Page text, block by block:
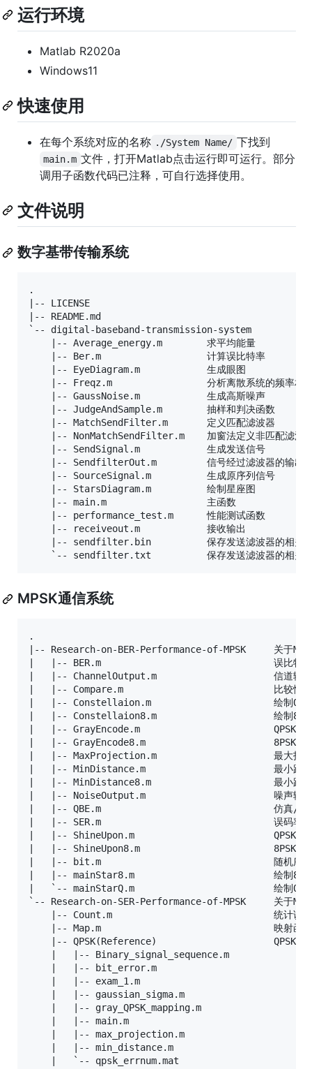
运行环境
Matlab R2020a
Windows11
快速使用
在每个系统对应的名称 ./System Name/ 下找到
main.m 文件，打开Matlab点击运行即可运行。部分
调用子函数代码已注释，可自行选择使用。
文件说明
数字基带传输系统
.
|-- LICENSE
|-- README.md
`-- digital-baseband-transmission-system
    |-- Average_energy.m		求平均能量
    |-- Ber.m					计算误比特率
    |-- EyeDiagram.m			生成眼图
    |-- Freqz.m					分析离散系统的频率相应
    |-- GaussNoise.m			生成高斯噪声
    |-- JudgeAndSample.m		抽样和判决函数
    |-- MatchSendFilter.m		定义匹配滤波器
    |-- NonMatchSendFilter.m	加窗法定义非匹配滤波器
    |-- SendSignal.m			生成发送信号
    |-- SendfilterOut.m			信号经过滤波器的输出结果
    |-- SourceSignal.m			生成原序列信号
    |-- StarsDiagram.m			绘制星座图
    |-- main.m					主函数
    |-- performance_test.m		性能测试函数
    |-- receiveout.m			接收输出
    |-- sendfilter.bin			保存发送滤波器的相关参数
MPSK通信系统
.
|-- Research-on-BER-Performance-of-MPSK		关于MPSK误比特率的研究
|   |-- BER.m								误比特率计算
|   |-- ChannelOutput.m						信道输出
|   |-- Compare.m							比较性能
|   |-- Constellaion.m						绘制QPSK星座图
|   |-- Constellaion8.m						绘制8PSK星座图
|   |-- GrayEncode.m						QPSK格雷码编码
|   |-- GrayEncode8.m						8PSK格雷码编码
|   |-- MaxProjection.m						最大投影点准则
|   |-- MinDistance.m						最小距离准则
|   |-- MinDistance8.m						最小距离准则
|   |-- NoiseOutput.m						噪声输出
|   |-- QBE.m								仿真/理论误比特率曲线
|   |-- SER.m								误码率计算
|   |-- ShineUpon.m							QPSK映射函数
|   |-- ShineUpon8.m						8PSK映射函数
|   |-- bit.m								随机序列产生
|   |-- mainStar8.m							绘制8PSK星座图
|   `-- mainStarQ.m							绘制QPSK星座图
`-- Research-on-SER-Performance-of-MPSK		关于MPSK误码率的研究
    |-- Count.m								统计误码个数
    |-- Map.m								映射函数
    |-- QPSK(Reference)						QPSK部分，仅作参考，实际通过load引入。
    |   |-- Binary_signal_sequence.m
    |   |-- bit_error.m
    |   |-- exam_1.m
    |   |-- gaussian_sigma.m
    |   |-- gray_QPSK_mapping.m
    |   |-- main.m
    |   |-- max_projection.m
    |   |-- min_distance.m
    |   `-- qpsk_errnum.mat